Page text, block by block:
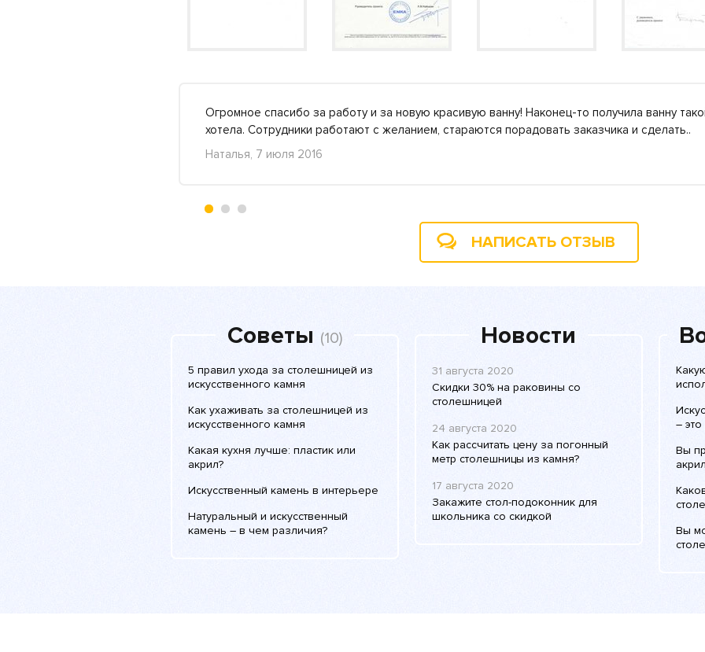
Огромное спасибо за работу и за новую красивую ванну! Наконец-то получила ванну
хотела. Сотрудники работают с желанием, стараются порадовать заказчика и сделать..
Наталья, 7 июля 2016
НАПИСАТЬ ОТЗЫВ
Советы (10)
5 правил ухода за столешницей из
искусственного камня
Как ухаживать за столешницей из
искусственного камня
Какая кухня лучше: пластик или
акрил?
Искусственный камень в интерьере
Натуральный и искусственный
камень – в чем различия?
Новости
31 августа 2020
Скидки 30% на раковины со
столешницей
24 августа 2020
Как рассчитать цену за погонный
метр столешницы из камня?
17 августа 2020
Закажите стол-подоконник для
школьника со скидкой
–
Вы
Вы